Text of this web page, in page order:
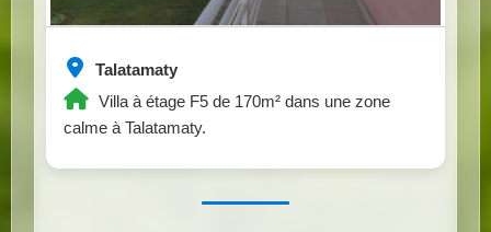
Talatamaty
Villa à étage F5 de 170m² dans une zone
calme à Talatamaty.